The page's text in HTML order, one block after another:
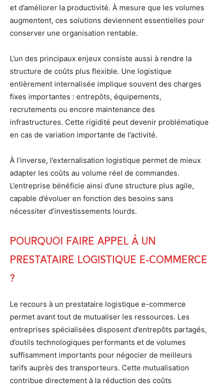
et d’améliorer la productivité. À mesure que les volumes
augmentent, ces solutions deviennent essentielles pour
conserver une organisation rentable.
L’un des principaux enjeux consiste aussi à rendre la
structure de coûts plus flexible. Une logistique
entièrement internalisée implique souvent des charges
fixes importantes : entrepôts, équipements,
recrutements ou encore maintenance des
infrastructures. Cette rigidité peut devenir problématique
en cas de variation importante de l’activité.
À l’inverse, l’externalisation logistique permet de mieux
adapter les coûts au volume réel de commandes.
L’entreprise bénéficie ainsi d’une structure plus agile,
capable d’évoluer en fonction des besoins sans
nécessiter d’investissements lourds.
Pourquoi faire appel à un
prestataire logistique e-commerce
?
Le recours à un prestataire logistique e-commerce
permet avant tout de mutualiser les ressources. Les
entreprises spécialisées disposent d’entrepôts partagés,
d’outils technologiques performants et de volumes
suffisamment importants pour négocier de meilleurs
tarifs auprès des transporteurs. Cette mutualisation
contribue directement à la réduction des coûts